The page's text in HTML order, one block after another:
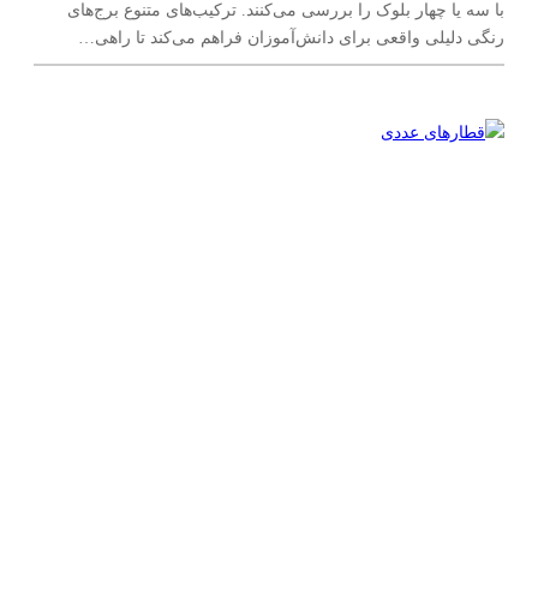
با سه یا چهار بلوک را بررسی می‌کنند. ترکیب‌های متنوع برج‌های
رنگی دلیلی واقعی برای دانش‌آموزان فراهم می‌کند تا راهی…